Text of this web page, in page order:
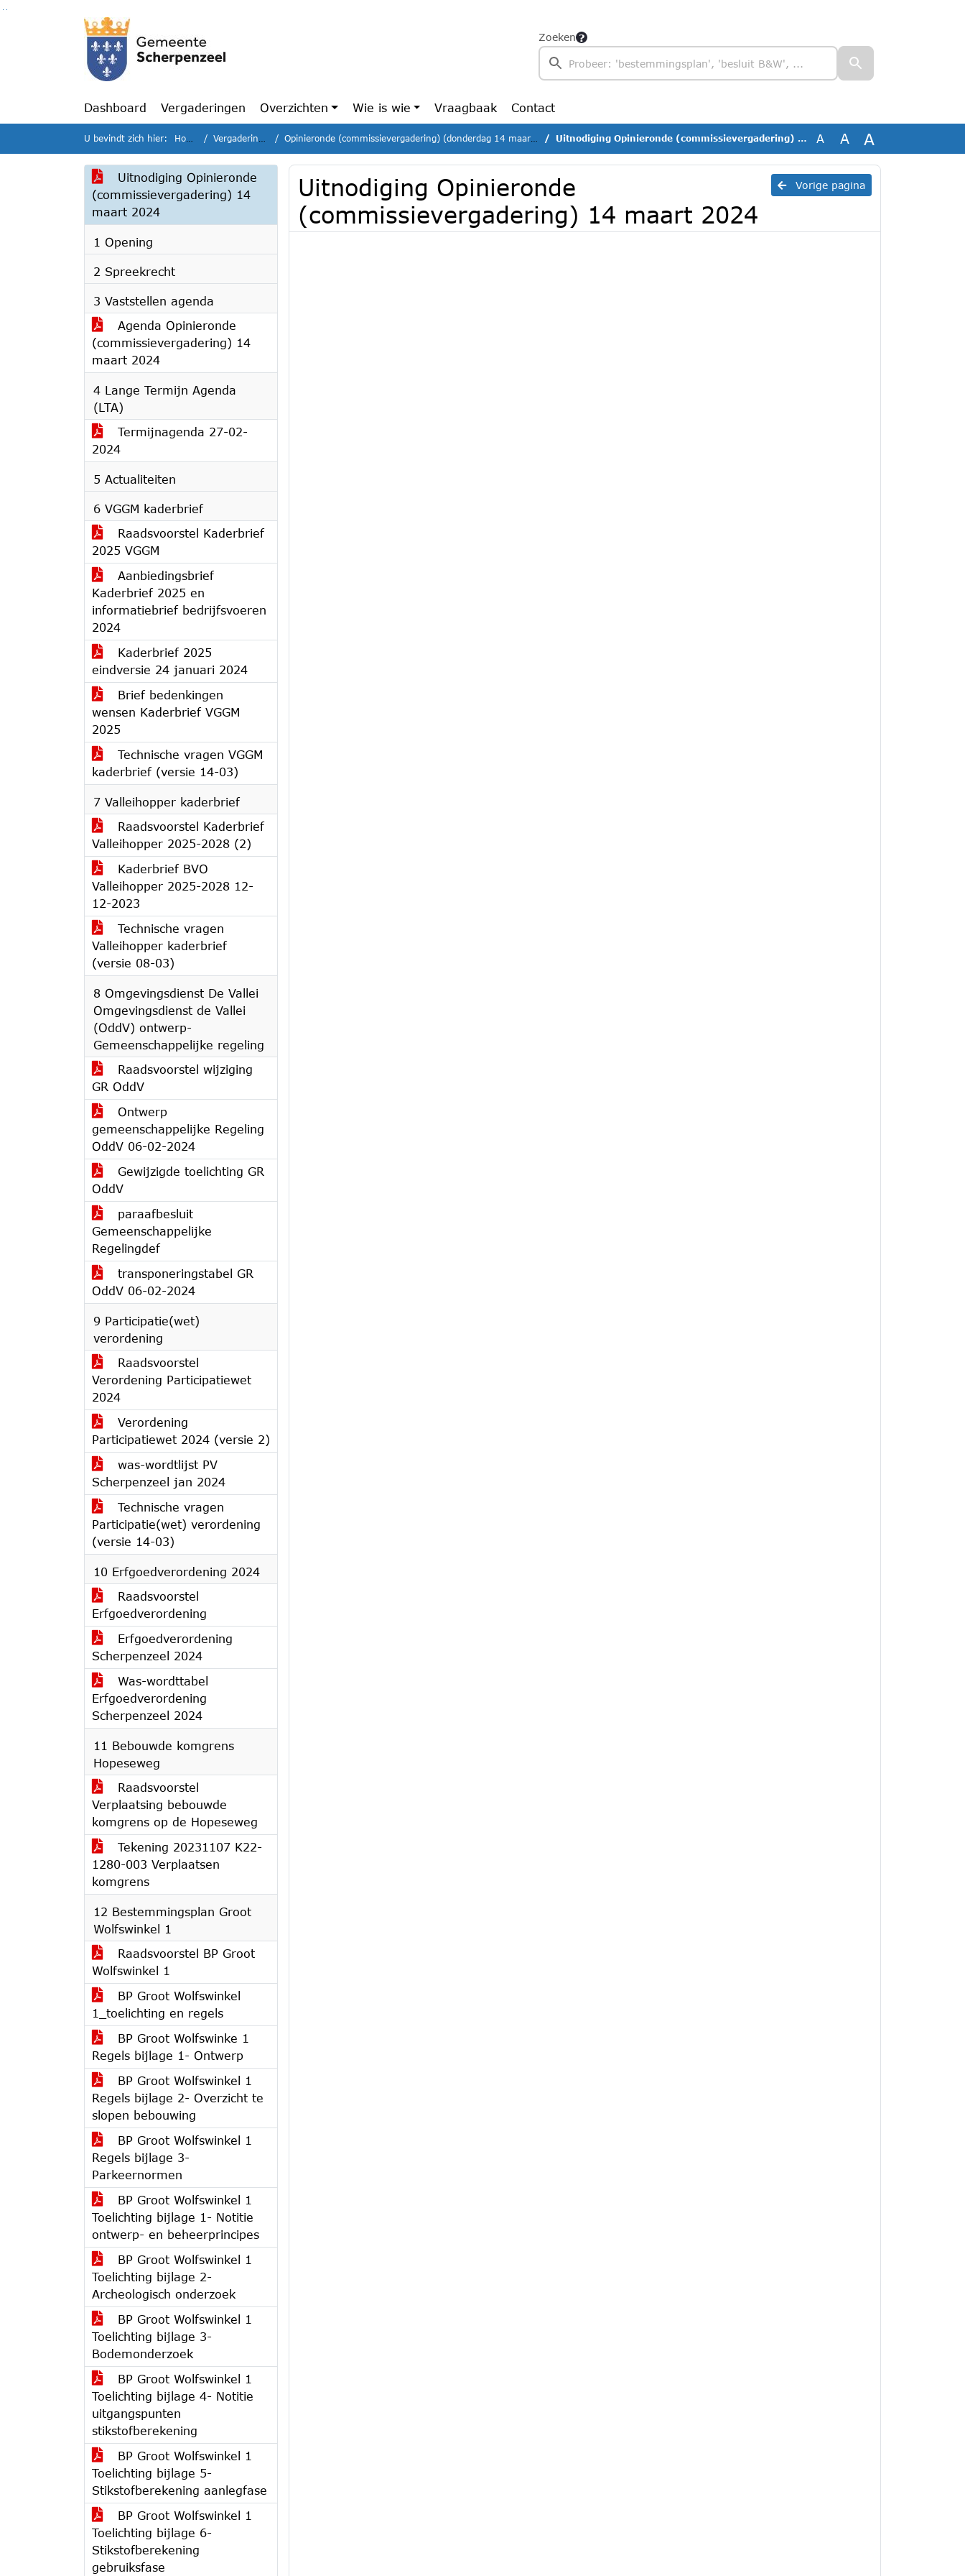
Ga naar de inhoud van deze pagina
Ga naar het zoeken
Ga naar het menu
Zoeken
Dashboard Vergaderingen Overzichten Wie is wie Vraagbaak Contact
U bevindt zich hier: Home Vergaderingen Opinieronde (commissievergadering) (donderdag 14 maart 2024) Uitnodiging Opinieronde (commissievergadering) 14 maart 2024 A A A
Uitnodiging Opinieronde
(commissievergadering) 14
maart 2024
1 Opening
2 Spreekrecht
3 Vaststellen agenda
Agenda Opinieronde
(commissievergadering) 14
maart 2024
4 Lange Termijn Agenda
(LTA)
Termijnagenda 27-02-
2024
5 Actualiteiten
6 VGGM kaderbrief
Raadsvoorstel Kaderbrief
2025 VGGM
Aanbiedingsbrief
Kaderbrief 2025 en
informatiebrief bedrijfsvoeren
2024
Kaderbrief 2025
eindversie 24 januari 2024
Brief bedenkingen
wensen Kaderbrief VGGM
2025
Technische vragen VGGM
kaderbrief (versie 14-03)
7 Valleihopper kaderbrief
Raadsvoorstel Kaderbrief
Valleihopper 2025-2028 (2)
Kaderbrief BVO
Valleihopper 2025-2028 12-
12-2023
Technische vragen
Valleihopper kaderbrief
(versie 08-03)
8 Omgevingsdienst De Vallei
Omgevingsdienst de Vallei
(OddV) ontwerp-
Gemeenschappelijke regeling
Raadsvoorstel wijziging
GR OddV
Ontwerp
gemeenschappelijke Regeling
OddV 06-02-2024
Gewijzigde toelichting GR
OddV
paraafbesluit
Gemeenschappelijke
Regelingdef
transponeringstabel GR
OddV 06-02-2024
9 Participatie(wet)
verordening
Raadsvoorstel
Verordening Participatiewet
2024
Verordening
Participatiewet 2024 (versie 2)
was-wordtlijst PV
Scherpenzeel jan 2024
Technische vragen
Participatie(wet) verordening
(versie 14-03)
10 Erfgoedverordening 2024
Raadsvoorstel
Erfgoedverordening
Erfgoedverordening
Scherpenzeel 2024
Was-wordttabel
Erfgoedverordening
Scherpenzeel 2024
11 Bebouwde komgrens
Hopeseweg
Raadsvoorstel
Verplaatsing bebouwde
komgrens op de Hopeseweg
Tekening 20231107 K22-
1280-003 Verplaatsen
komgrens
12 Bestemmingsplan Groot
Wolfswinkel 1
Raadsvoorstel BP Groot
Wolfswinkel 1
BP Groot Wolfswinkel
1_toelichting en regels
BP Groot Wolfswinke 1
Regels bijlage 1- Ontwerp
BP Groot Wolfswinkel 1
Regels bijlage 2- Overzicht te
slopen bebouwing
BP Groot Wolfswinkel 1
Regels bijlage 3-
Parkeernormen
BP Groot Wolfswinkel 1
Toelichting bijlage 1- Notitie
ontwerp- en beheerprincipes
BP Groot Wolfswinkel 1
Toelichting bijlage 2-
Archeologisch onderzoek
BP Groot Wolfswinkel 1
Toelichting bijlage 3-
Bodemonderzoek
BP Groot Wolfswinkel 1
Toelichting bijlage 4- Notitie
uitgangspunten
stikstofberekening
BP Groot Wolfswinkel 1
Toelichting bijlage 5-
Stikstofberekening aanlegfase
BP Groot Wolfswinkel 1
Toelichting bijlage 6-
Stikstofberekening
gebruiksfase
Vorige pagina
Uitnodiging Opinieronde
(commissievergadering) 14 maart 2024